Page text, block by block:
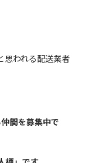
思われる配送業者
間を募集中で